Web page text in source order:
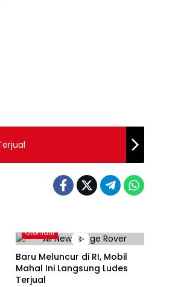
Otomatif
Baru Meluncur di RI, Mobil
Mahal Ini Langsung Ludes
Terjual